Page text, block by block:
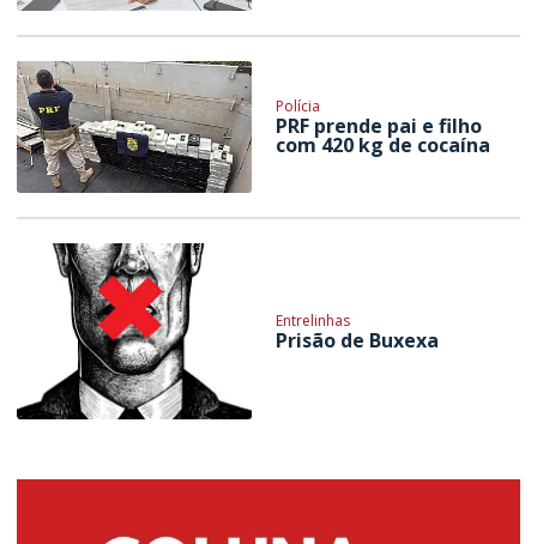
Polícia
PRF prende pai e filho
com 420 kg de cocaína
Entrelinhas
Prisão de Buxexa